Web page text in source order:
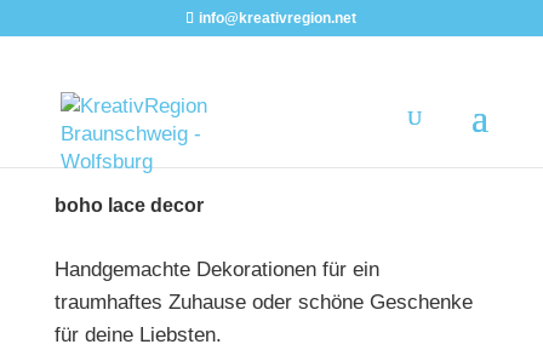
info@kreativregion.net
boho lace decor
Handgemachte Dekorationen für ein
traumhaftes Zuhause oder schöne Geschenke
für deine Liebsten.